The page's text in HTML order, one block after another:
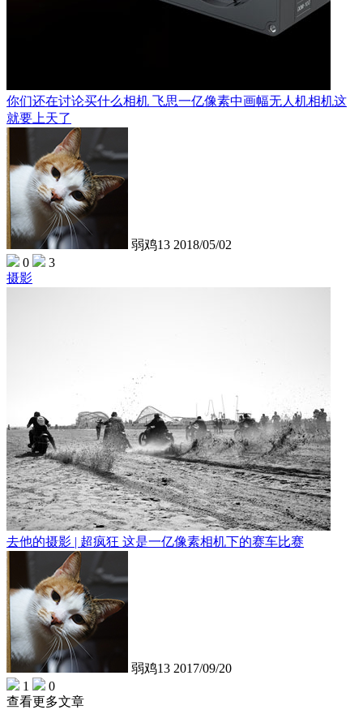
你们还在讨论买什么相机 飞思一亿像素中画幅无人机相机这
就要上天了
弱鸡13 2018/05/02
0
3
摄影
去他的摄影 | 超疯狂 这是一亿像素相机下的赛车比赛
弱鸡13 2017/09/20
1
0
查看更多文章